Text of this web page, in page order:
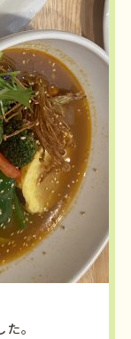
。